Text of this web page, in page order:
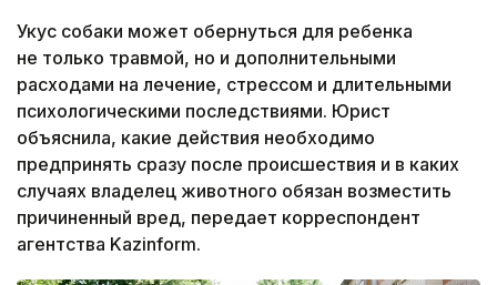
Укус собаки может обернуться для ребенка
не только травмой, но и дополнительными
расходами на лечение, стрессом и длительными
психологическими последствиями. Юрист
объяснила, какие действия необходимо
предпринять сразу после происшествия и в каких
случаях владелец животного обязан возместить
причиненный вред, передает корреспондент
агентства Kazinform.